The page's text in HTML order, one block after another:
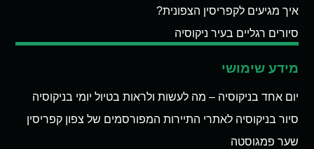
איך מגיעים לקפריסין הצפונית?
סיורים רגליים בעיר ניקוסיה
מידע שימושי
יום אחד בניקוסיה – מה לעשות ולראות בטיול יומי בניקוסיה
סיור בניקוסיה לאתרי התיירות המפורסמים של צפון קפריסין
שער פמגוסטה